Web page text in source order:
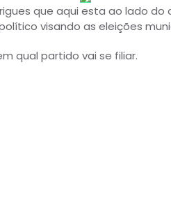
que aqui esta ao lado
visando as eleições
qual partido vai se filiar.